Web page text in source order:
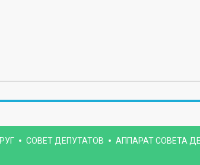
СОВЕТ ДЕПУТАТОВ АППАРАТ СОВЕТА